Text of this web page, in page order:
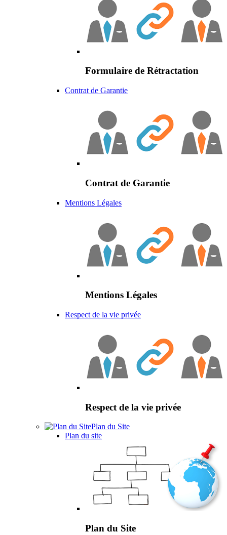
Formulaire de Rétractation
Contrat de Garantie
Contrat de Garantie
Mentions Légales
Mentions Légales
Respect de la vie privée
Respect de la vie privée
Plan du Site
Plan du site
Plan du Site